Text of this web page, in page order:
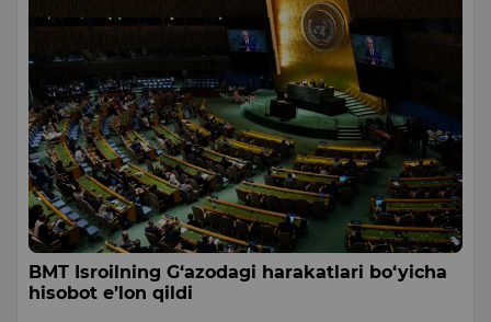
BMT Isroilning G‘azodagi harakatlari bo‘yicha
hisobot e’lon qildi